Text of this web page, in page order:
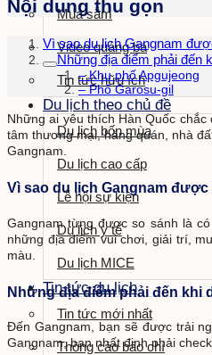
Mua sắm
Video quảng bá
Tin tức hữu ích
Du lịch theo chủ đề
Du lịch bốn mùa
Du lịch cao cấp
Lễ hội sự kiện
Du lịch y tế
Du lịch MICE
Tin tức du lịch
Tin tức mới nhất
Thông cáo báo chí
Nội dung thu gọn
Vì sao du lịch Gangnam
Những địa điểm phải đến
– Khu phố Apgujeong
– Phố Garosu-gil
Những ai yêu thích Hàn Quốc
tâm thương mại, hàng quán, nhà
Gangnam.
Vì sao du lịch Gangnam
Gangnam từng được so sánh là
những địa điểm vui chơi, giải trí,
màu.
Những địa điểm phải đến khi
Đến Gangnam, bạn sẽ được trải
Gangnam, bạn nhất định phải